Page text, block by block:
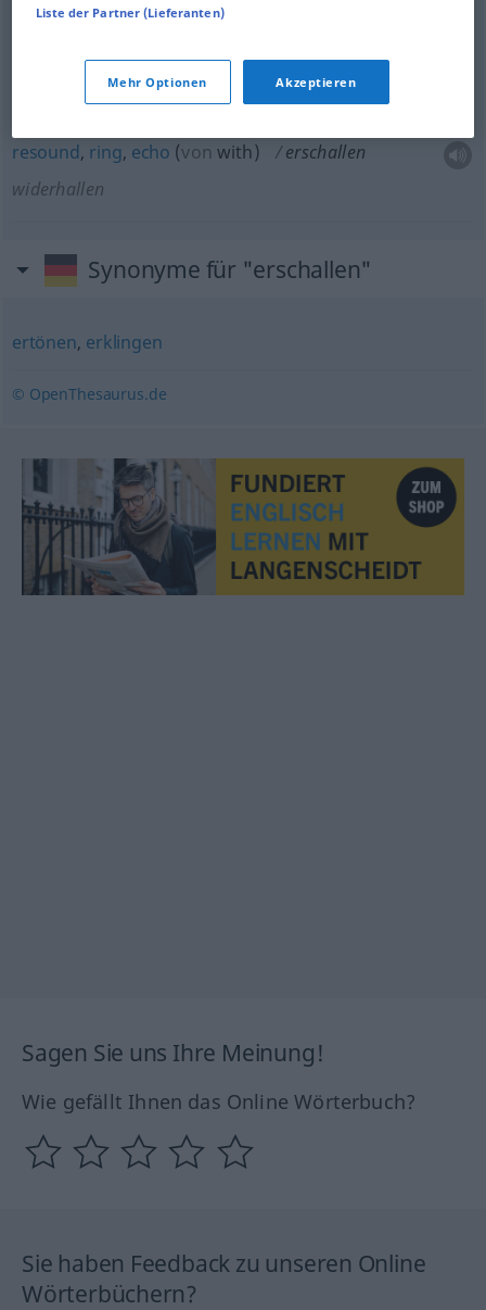
resound, ring, echo (von with)
erschallen
widerhallen
Synonyme für "erschallen"
ertönen, erklingen
© OpenThesaurus.de
Sagen Sie uns Ihre Meinung!
Wie gefällt Ihnen das Online Wörterbuch?
Sie haben Feedback zu unseren Online
Wörterbüchern?
Liste der Partner (Lieferanten)
Mehr Optionen Akzeptieren